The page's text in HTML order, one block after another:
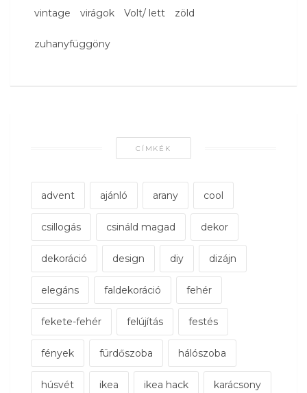
vintage virágok Volt/ lett zöld
zuhanyfüggöny
CÍMKÉK
advent ajánló arany cool
csillogás csináld magad dekor
dekoráció design diy dizájn
elegáns faldekoráció fehér
fekete-fehér felújítás festés
fények fürdőszoba hálószoba
húsvét ikea ikea hack karácsony